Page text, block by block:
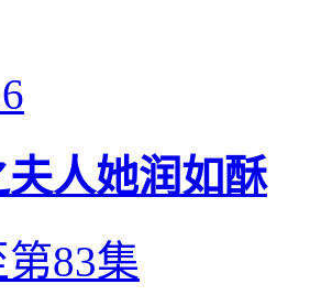
人她润如酥
83集